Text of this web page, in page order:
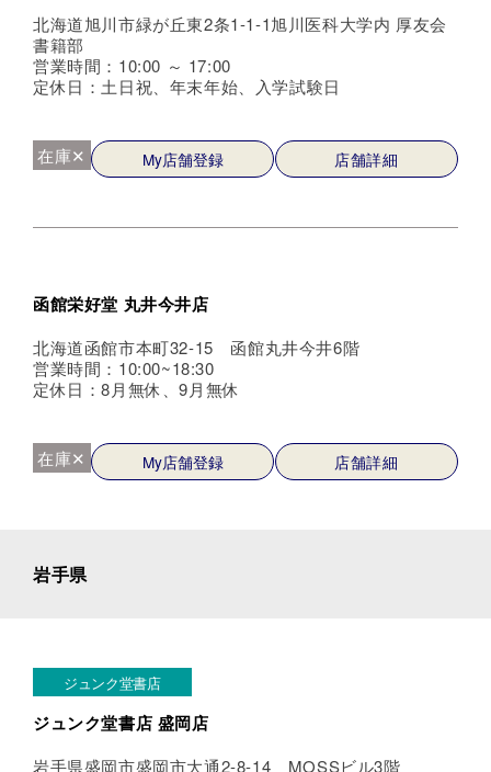
北海道旭川市緑が丘東2条1-1-1旭川医科大学内 厚友会
書籍部
営業時間：10:00 ～ 17:00
定休日：土日祝、年末年始、入学試験日
在庫✕ My店舗登録 店舗詳細
函館栄好堂 丸井今井店
北海道函館市本町32-15 函館丸井今井6階
営業時間：10:00~18:30
定休日：8月無休、9月無休
在庫✕ My店舗登録 店舗詳細
岩手県
ジュンク堂書店
ジュンク堂書店 盛岡店
岩手県盛岡市盛岡市大通2-8-14 MOSSビル3階